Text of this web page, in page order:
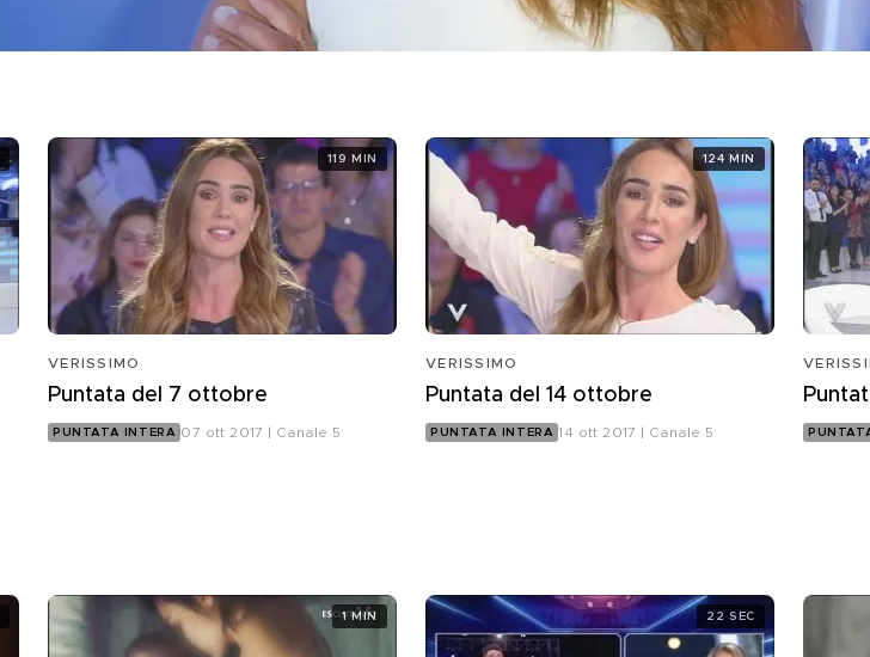
VERISSIMO
Puntata del 7 ottobre
PUNTATA INTERA 07 ott 2017 | Canale 5
119 MIN
VERISSIMO
Puntata del 14 ottobre
PUNTATA INTERA 14 ott 2017 | Canale 5
124 MIN
1 MIN 22 SEC